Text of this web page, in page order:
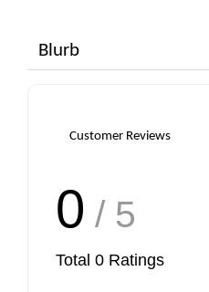
Blurb
Customer Reviews
0 / 5
Total 0 Ratings